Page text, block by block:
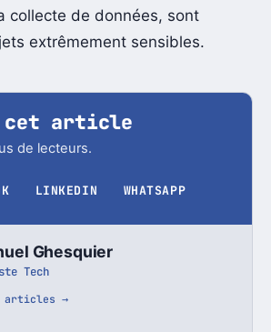
collecte de données, sont
extrêmement sensibles.
cet article
de lecteurs.
LINKEDIN WHATSAPP
Ghesquier
Tech
articles →